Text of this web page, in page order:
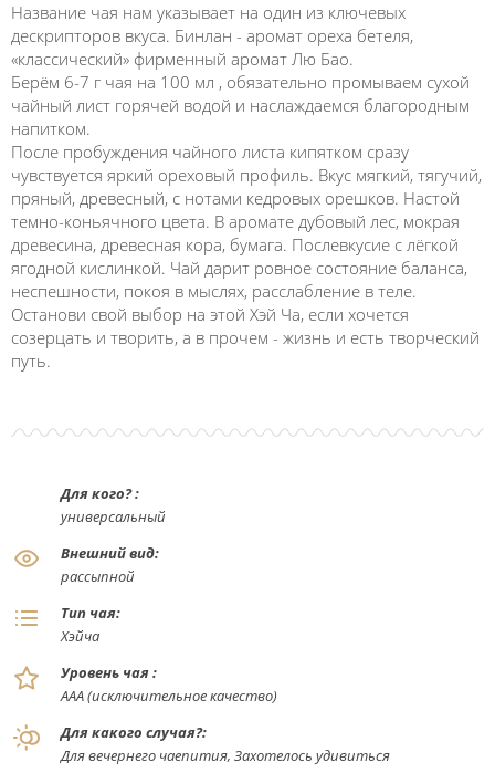
Название чая нам указывает на один из ключевых
дескрипторов вкуса. Бинлан - аромат ореха бетеля,
«классический» фирменный аромат Лю Бао.
Берём 6-7 г чая на 100 мл , обязательно промываем сухой
чайный лист горячей водой и наслаждаемся благородным
напитком.
После пробуждения чайного листа кипятком сразу
чувствуется яркий ореховый профиль. Вкус мягкий, тягучий,
пряный, древесный, с нотами кедровых орешков. Настой
темно-коньячного цвета. В аромате дубовый лес, мокрая
древесина, древесная кора, бумага. Послевкусие с лёгкой
ягодной кислинкой. Чай дарит ровное состояние баланса,
неспешности, покоя в мыслях, расслабление в теле.
Останови свой выбор на этой Хэй Ча, если хочется
созерцать и творить, а в прочем - жизнь и есть творческий
путь.
Для кого? :
универсальный
Внешний вид:
рассыпной
Тип чая:
Хэйча
Уровень чая :
ААА (исключительное качество)
Для какого случая?:
Для вечернего чаепития, Захотелось удивиться